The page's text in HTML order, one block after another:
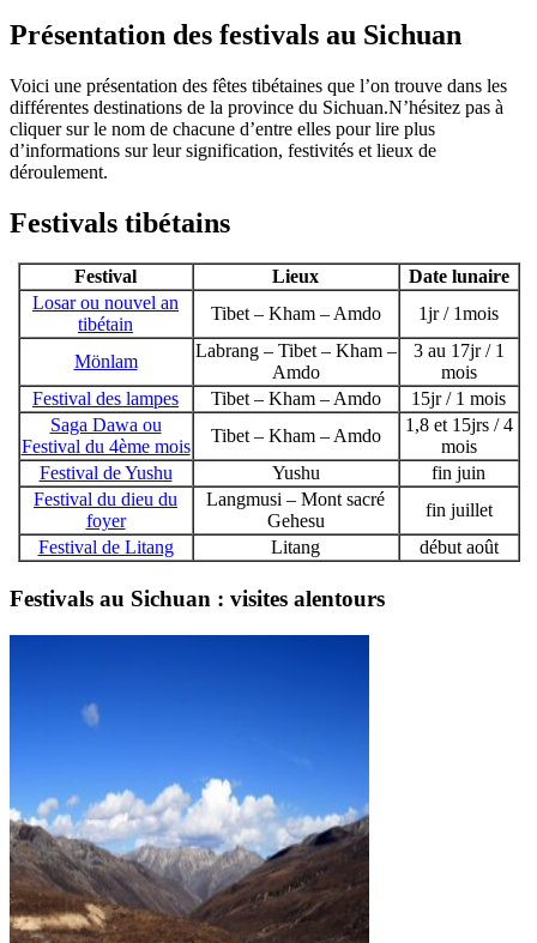
Présentation des festivals au Sichuan
Voici une présentation des fêtes tibétaines que l’on trouve dans les
différentes destinations de la province du Sichuan.N’hésitez pas à
cliquer sur le nom de chacune d’entre elles pour lire plus
d’informations sur leur signification, festivités et lieux de
déroulement.
Festivals tibétains
Festival Lieux
Date lunaire
Losar ou nouvel an
tibétain
Tibet – Kham – Amdo 1jr / 1mois
Mönlam
Labrang – Tibet – Kham –
Amdo
3 au 17jr / 1
mois
Festival des lampes
Tibet – Kham – Amdo
15jr / 1 mois
Saga Dawa ou
Festival du 4ème mois
Tibet – Kham – Amdo
1,8 et 15jrs / 4
mois
Festival de Yushu
Yushu
fin juin
Festival du dieu du
foyer
Langmusi – Mont sacré
Gehesu
fin juillet
Festival de Litang
Litang début août
Festivals au Sichuan : visites alentours